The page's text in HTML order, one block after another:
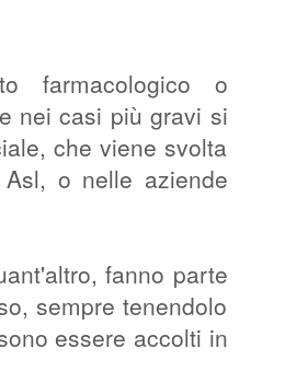
farmacologico o
nei casi più gravi si
che viene svolta
o nelle aziende
fanno parte
sempre tenendolo
essere accolti in